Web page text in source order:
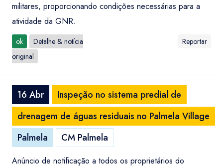
militares, proporcionando condições necessárias para a
atividade da GNR.
ok
Detalhe & notícia
original
Reportar
16 Abr
Inspeção no sistema predial de
drenagem de águas residuais no Palmela Village
Palmela
CM Palmela
Anúncio de notificação a todos os proprietários do